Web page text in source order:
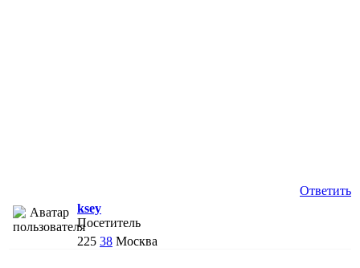
Ответить
ksey
Посетитель
225 38 Москва